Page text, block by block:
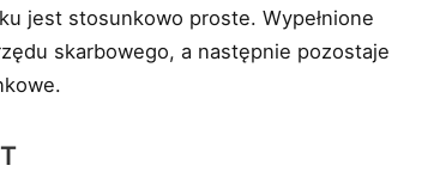
jest stosunkowo proste. Wypełnione
skarbowego, a następnie pozostaje